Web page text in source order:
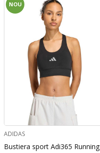
NOU
ADIDAS
Bustiera sport Adi365 Running